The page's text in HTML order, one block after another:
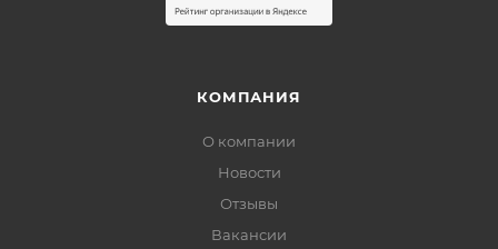
КОМПАНИЯ
О компании
Новости
Отзывы
Вакансии